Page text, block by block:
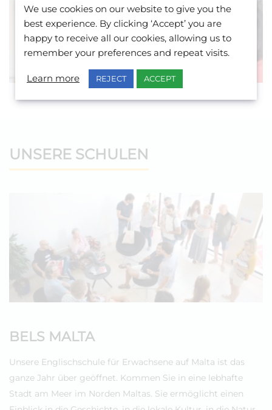
Jugendlager
UNSERE SCHULEN
BELS MALTA
Unsere Englischschule für Erwachsene auf Malta ist das
ganze Jahr über geöffnet. Kommen Sie in eine lebhafte
Stadt am Meer im Norden Maltas. Sie ermöglicht einen
We use cookies on our website to give you the
best experience. By clicking ‘Accept’ you are
happy to receive all our cookies, allowing us to
remember your preferences and repeat visits.
Learn more REJECT ACCEPT